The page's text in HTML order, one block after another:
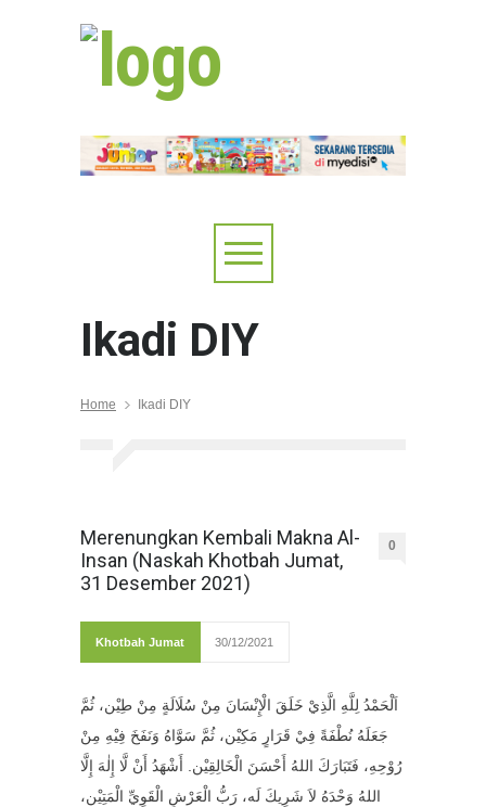
Ikadi DIY
Home Ikadi DIY
Merenungkan Kembali Makna Al-
Insan (Naskah Khotbah Jumat,
31 Desember 2021)
0
Khotbah Jumat 30/12/2021
اَلْحَمْدُ لِلَّهِ الَّذِيْ خَلَقَ الْإِنْسَانَ مِنْ سُلَالَةٍ مِنْ طِيْن، ثُمَّ
جَعَلَهُ نُطْفَةً فِيْ قَرَارٍ مَكِيْن، ثُمَّ سَوَّاهُ وَنَفَخَ فِيْهِ مِنْ
رُوْحِهِ، فَتَبَارَكَ اللهُ أَحْسَنَ الْخَالِقِيْن. أَشْهَدُ أَنْ لَّا إِلٰهَ إِلَّا
اللهُ وَحْدَهُ لاَ شَرِيكَ لَه، رَبُّ الْعَرْشِ الْقَوِيِّ الْمَتِيْن،